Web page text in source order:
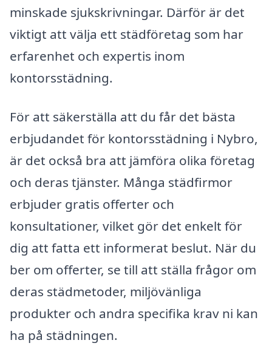
minskade sjukskrivningar. Därför är det
viktigt att välja ett städföretag som har
erfarenhet och expertis inom
kontorsstädning.
För att säkerställa att du får det bästa
erbjudandet för kontorsstädning i Nybro,
är det också bra att jämföra olika företag
och deras tjänster. Många städfirmor
erbjuder gratis offerter och
konsultationer, vilket gör det enkelt för
dig att fatta ett informerat beslut. När du
ber om offerter, se till att ställa frågor om
deras städmetoder, miljövänliga
produkter och andra specifika krav ni kan
ha på städningen.